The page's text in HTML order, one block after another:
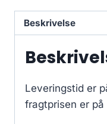
Beskrivelse
Leveringstid er
fragtprisen er på